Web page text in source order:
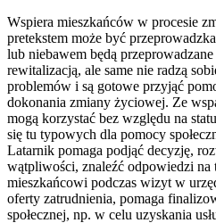
Wspiera mieszkańców w procesie
pretekstem może być
lub niebawem będą
rewitalizacją, ale same nie radzą
problemów i są gotowe przyjąć
dokonania zmiany życiowej. Ze
mogą korzystać bez względu na
się tu typowych dla pomocy
Latarnik pomaga podjąć decyzję,
wątpliwości, znaleźć odpowiedzi na
mieszkańcowi podczas wizyt w
oferty zatrudnienia, pomaga
społecznej, np. w celu uzyskania